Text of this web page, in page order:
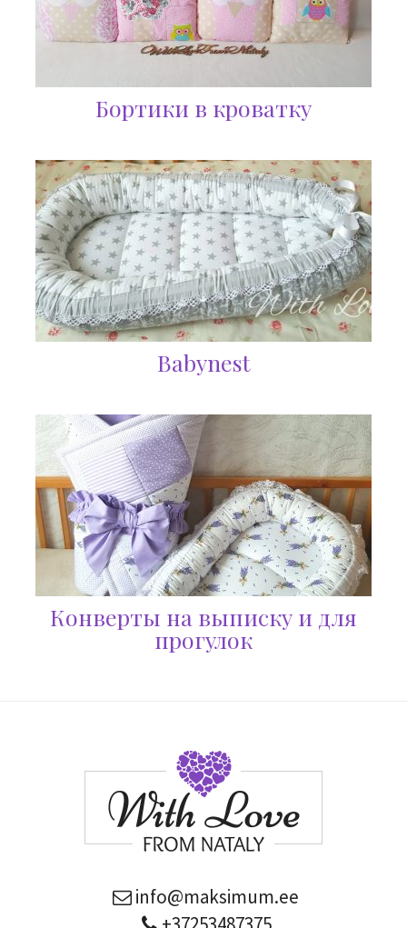
Бортики в кроватку
Babynest
Конверты на выписку и для
прогулок
info@maksimum.ee